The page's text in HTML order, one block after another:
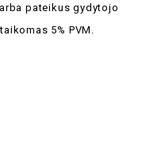
pateikus gydytojo
5% PVM.